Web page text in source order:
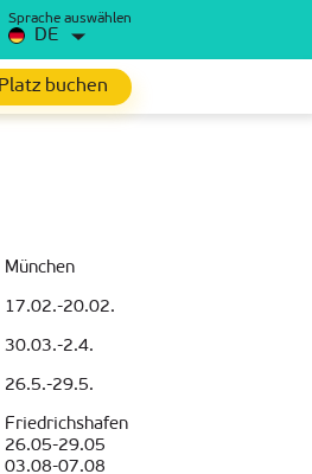
Sprache auswählen
DE
buchen
München
17.02.-20.02.
30.03.-2.4.
26.5.-29.5.
Friedrichshafen
26.05-29.05
03.08-07.08